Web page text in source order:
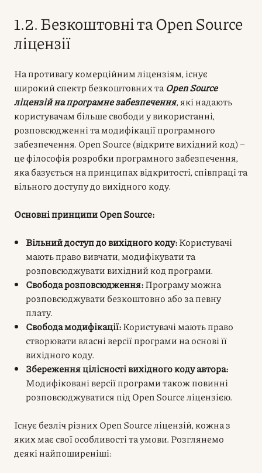
1.2. Безкоштовні та Open Source
ліцензії
На противагу комерційним ліцензіям, існує
широкий спектр безкоштовних та Open Source
ліцензій на програмне забезпечення, які надають
користувачам більше свободи у використанні,
розповсюдженні та модифікації програмного
забезпечення. Open Source (відкрите вихідний код) –
це філософія розробки програмного забезпечення,
яка базується на принципах відкритості, співпраці та
вільного доступу до вихідного коду.
Основні принципи Open Source:
Вільний доступ до вихідного коду:Користувачі
мають право вивчати, модифікувати та
розповсюджувати вихідний код програми.
Свобода розповсюдження:Програму можна
розповсюджувати безкоштовно або за певну
плату.
Свобода модифікації:Користувачі мають право
створювати власні версії програми на основі її
вихідного коду.
Збереження цілісності вихідного коду автора:
Модифіковані версії програми також повинні
розповсюджуватися під Open Source ліцензією.
Існує безліч різних Open Source ліцензій, кожна з
яких має свої особливості та умови. Розглянемо
деякі найпоширеніші: